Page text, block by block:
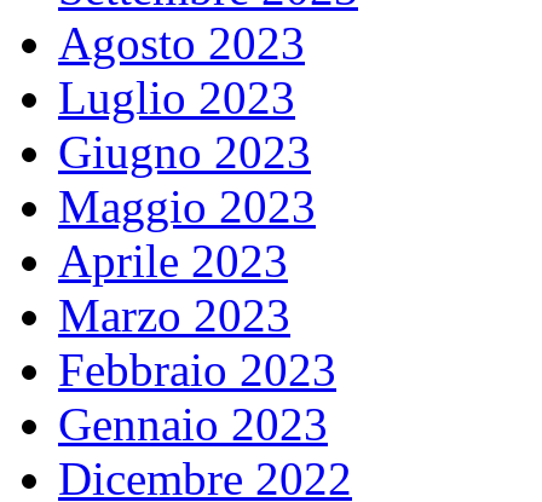
Agosto 2023
Luglio 2023
Giugno 2023
Maggio 2023
Aprile 2023
Marzo 2023
Febbraio 2023
Gennaio 2023
Dicembre 2022